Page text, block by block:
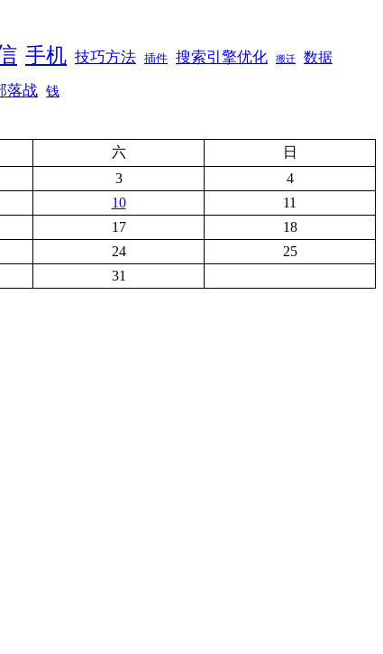
手机 技巧方法 插件 搜索引擎优化 搬迁 数据
落战 钱
六
日
3
4
10
11
17
18
24
25
31